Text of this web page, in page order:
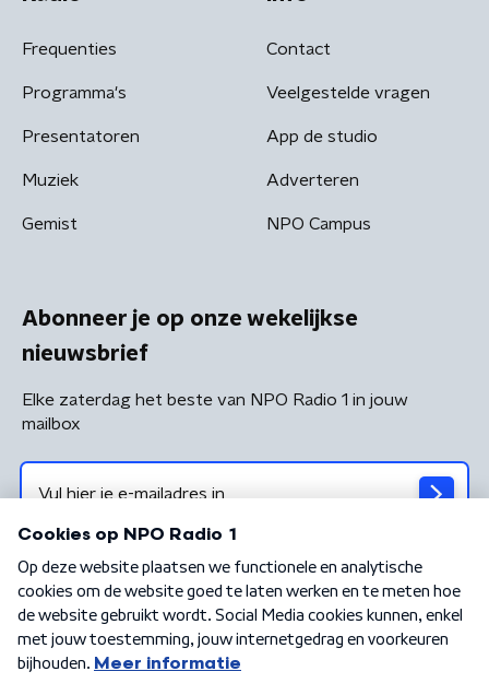
Frequenties
Programma's
Presentatoren
Muziek
Gemist
Contact
Veelgestelde vragen
App de studio
Adverteren
NPO Campus
Abonneer je op onze wekelijkse
nieuwsbrief
Elke zaterdag het beste van NPO Radio 1 in jouw
mailbox
Algemene voorwaarden